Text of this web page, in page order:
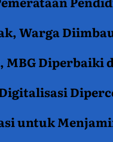
Warga
Diperbaiki
untuk